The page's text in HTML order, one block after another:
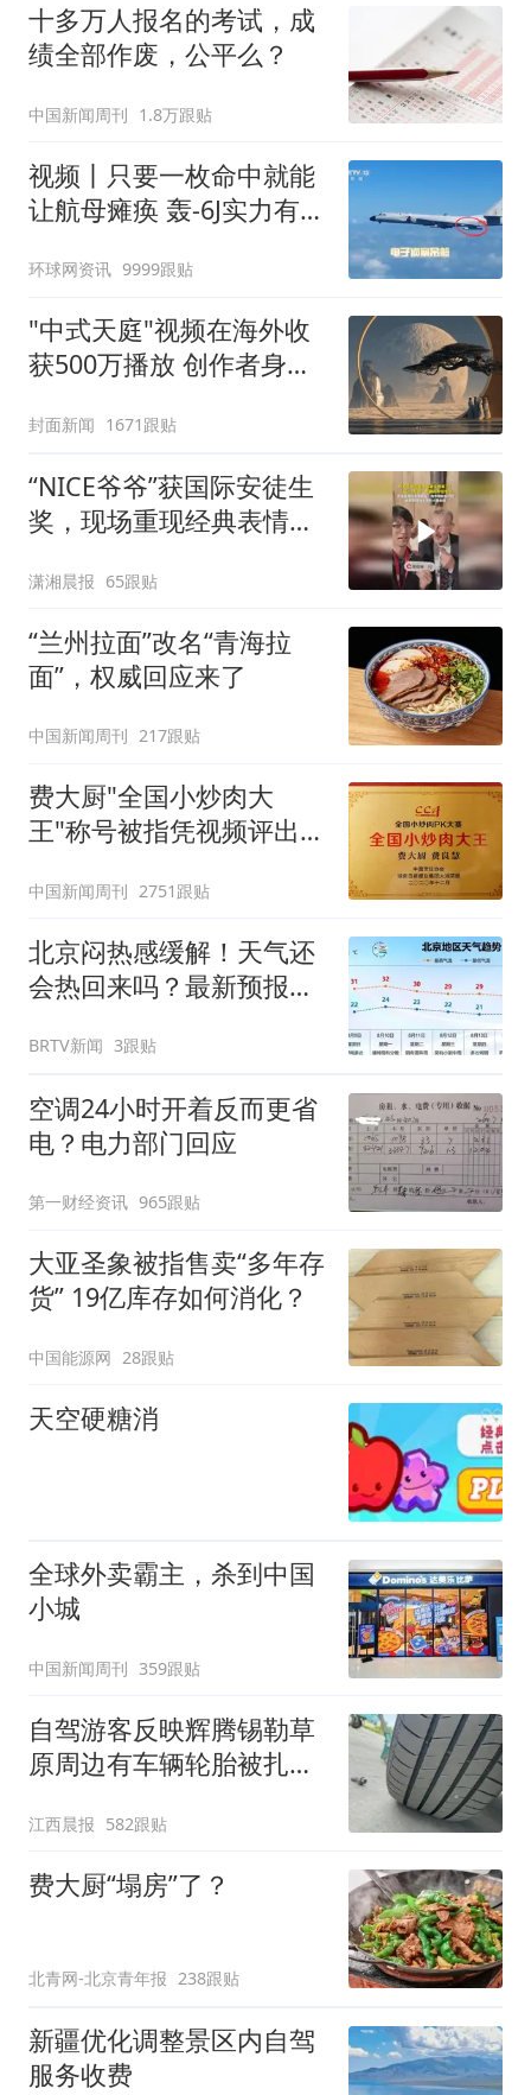
十多万人报名的考试，成
绩全部作废，公平么？
中国新闻周刊 1.8万跟贴
视频丨只要一枚命中就能
让航母瘫痪 轰-6J实力有多
环球网资讯 9999跟贴
"中式天庭"视频在海外收
获500万播放 创作者身份
封面新闻 1671跟贴
“NICE爷爷”获国际安徒生
奖，现场重现经典表情
潇湘晨报 65跟贴
“兰州拉面”改名“青海拉
面”，权威回应来了
中国新闻周刊 217跟贴
费大厨"全国小炒肉大
王"称号被指凭视频评出
中国新闻周刊 2751跟贴
北京闷热感缓解！天气还
会热回来吗？最新预报
BRTV新闻 3跟贴
空调24小时开着反而更省
电？电力部门回应
第一财经资讯 965跟贴
大亚圣象被指售卖“多年存
货” 19亿库存如何消化？
中国能源网 28跟贴
天空硬糖消
全球外卖霸主，杀到中国
小城
中国新闻周刊 359跟贴
自驾游客反映辉腾锡勒草
原周边有车辆轮胎被扎，
元，官方发布情况通报
江西晨报 582跟贴
费大厨“塌房”了？
北青网-北京青年报 238跟贴
新疆优化调整景区内自驾
服务收费